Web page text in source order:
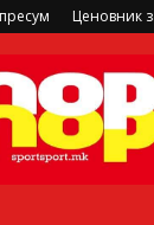
Ценовник